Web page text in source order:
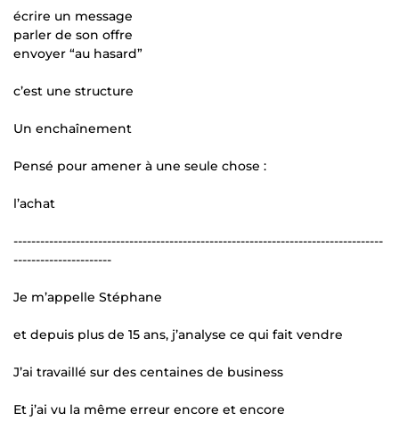
écrire un message
parler de son offre
envoyer “au hasard”
c’est une structure
Un enchaînement
Pensé pour amener à une seule chose :
l’achat
-----------------------------------------------------------------------------------
----------------------
Je m’appelle Stéphane
et depuis plus de 15 ans, j’analyse ce qui fait vendre
J’ai travaillé sur des centaines de business
Et j’ai vu la même erreur encore et encore